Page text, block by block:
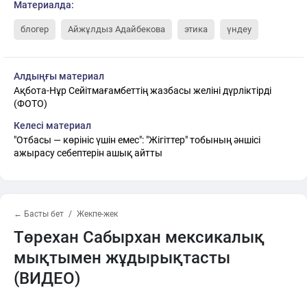
Материалда:
блогер Айжұлдыз Адайбекова этика үндеу
Алдыңғы материал
Ақбота-Нұр Сейітмағамбеттің жазбасы желіні дүрліктірді
(ФОТО)
Келесі материал
"Отбасы — көрініс үшін емес": "Жігіттер" тобының әншісі
ажырасу себептерін ашық айтты
← Басты бет Жекпе-жек
Төрехан Сабырхан мексикалық
мықтымен жұдырықтасты
(ВИДЕО)